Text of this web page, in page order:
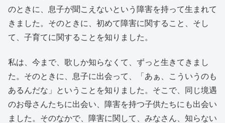
のときに、息子が聞こえないという障害を持って生まれて
きました。そのときに、初めて障害に関すること、そし
て、子育てに関することを知りました。
私は、今まで、歌しか知らなくて、ずっと生きてきまし
た。そのときに、息子に出会って、「あぁ、こういうのも
あるんだな」ということを知りました。そこで、同じ境遇
のお母さんたちに出会い、障害を持つ子供たちにも出会い
ました。そのなかで、障害に関して、みなさん、知らない